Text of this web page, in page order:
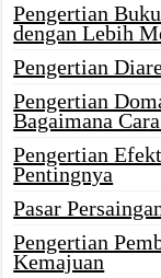
Pengertian
dengan Lebih
Pengertian
Pengertian
Bagaimana
Pengertian
Pentingnya
Pasar
Pengertian
Kemajuan